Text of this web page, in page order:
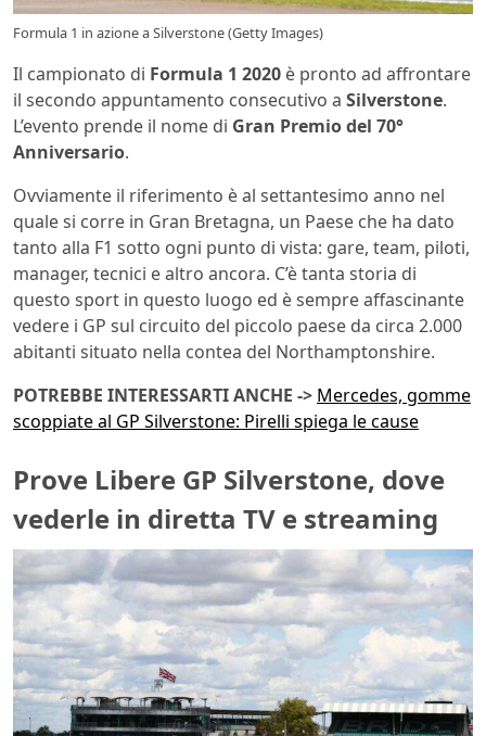
Formula 1 in azione a Silverstone (Getty Images)
Il campionato di Formula 1 2020 è pronto ad affrontare
il secondo appuntamento consecutivo a Silverstone.
L’evento prende il nome di Gran Premio del 70°
Anniversario.
Ovviamente il riferimento è al settantesimo anno nel
quale si corre in Gran Bretagna, un Paese che ha dato
tanto alla F1 sotto ogni punto di vista: gare, team, piloti,
manager, tecnici e altro ancora. C’è tanta storia di
questo sport in questo luogo ed è sempre affascinante
vedere i GP sul circuito del piccolo paese da circa 2.000
abitanti situato nella contea del Northamptonshire.
POTREBBE INTERESSARTI ANCHE -> Mercedes, gomme
scoppiate al GP Silverstone: Pirelli spiega le cause
Prove Libere GP Silverstone, dove
vederle in diretta TV e streaming